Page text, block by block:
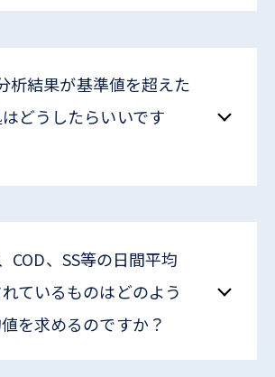
析結果が基準値を超えた
どうしたらいいです
COD、SS等の日間平均
ているものはどのよう
を求めるのですか？